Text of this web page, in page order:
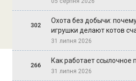
302
Охота без добычи:
игрушки делают котов
31 липня 2026
266
Как работает ссылочное
31 липня 2026